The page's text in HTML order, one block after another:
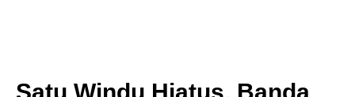
Satu Windu Hiatus, Banda